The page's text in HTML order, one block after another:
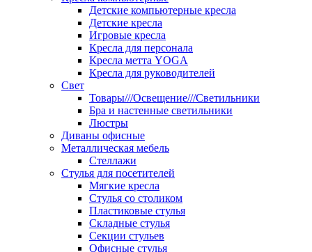
Детские компьютерные кресла
Детские кресла
Игровые кресла
Кресла для персонала
Кресла метта YOGA
Кресла для руководителей
Свет
Товары///Освещение///Светильники
Бра и настенные светильники
Люстры
Диваны офисные
Металлическая мебель
Стеллажи
Стулья для посетителей
Мягкие кресла
Стулья со столиком
Пластиковые стулья
Складные стулья
Секции стульев
Офисные стулья